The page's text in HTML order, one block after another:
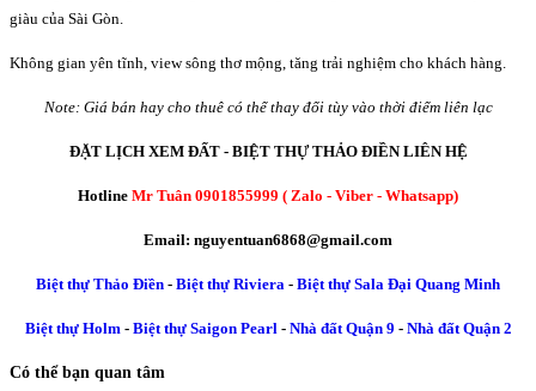
giàu của Sài Gòn.
Không gian yên tĩnh, view sông thơ mộng, tăng trải nghiệm cho khách hàng.
Note: Giá bán hay cho thuê có thể thay đổi tùy vào thời điểm liên lạc
ĐẶT LỊCH XEM ĐẤT - BIỆT THỰ THẢO ĐIỀN LIÊN HỆ
Hotline Mr Tuân 0901855999 ( Zalo - Viber - Whatsapp)
Email: nguyentuan6868@gmail.com
Biệt thự Thảo Điền - Biệt thự Riviera - Biệt thự Sala Đại Quang Minh
Biệt thự Holm- Biệt thự Saigon Pearl- Nhà đất Quận 9 - Nhà đất Quận 2
Có thể bạn quan tâm